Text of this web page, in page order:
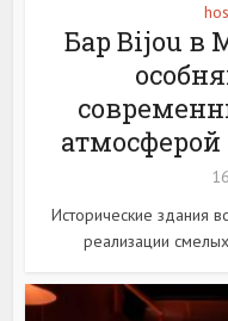
Бар Bijou в
Исторические здания
реализации